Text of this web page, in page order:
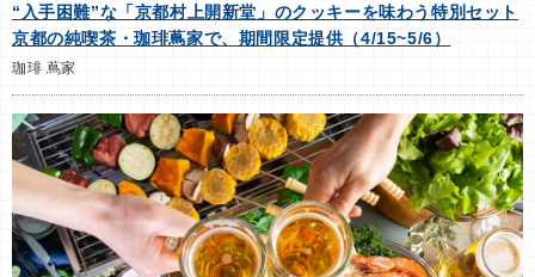
“入手困難”な「京都村上開新堂」のクッキーを味わう特別セット
京都の純喫茶・珈琲蔦家で、期間限定提供（4/15~5/6）
珈琲 蔦家